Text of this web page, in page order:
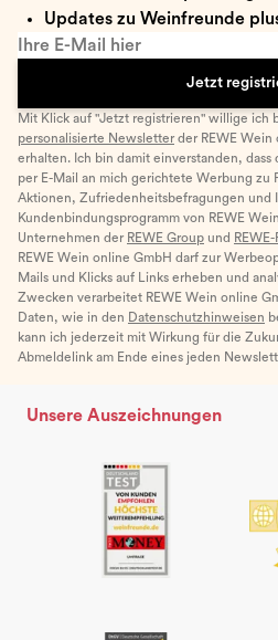
Updates zu Weinfreunde
Ihre E-Mail hier
Jetzt
Mit Klick auf "Jetzt registrieren" willige ich
personalisierte Newsletter der REWE
erhalten. Ich bin damit einverstanden, dass
per E-Mail an mich gerichtete Werbung zu
Aktionen, Zufriedenheitsbefragungen und
Kundenbindungsprogramm von REWE
Unternehmen der REWE Group und
REWE Wein online GmbH darf zur
Mails und Klicks auf Links erheben und
Zwecken verarbeitet REWE Wein online
Daten, wie in den Datenschutzhinweisen
kann ich jederzeit mit Wirkung für die
Abmeldelink am Ende eines jeden
Unsere Auszeichnungen